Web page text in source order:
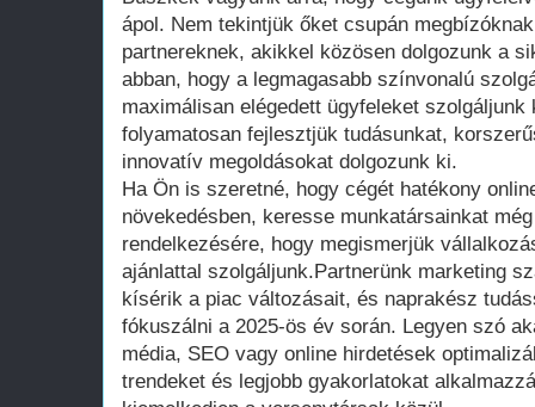
ápol. Nem tekintjük őket csupán
partnereknek, akikkel közösen dolgozunk a
abban, hogy a legmagasabb színvonalú
maximálisan elégedett ügyfeleket szolgáljunk
folyamatosan fejlesztjük tudásunkat,
innovatív megoldásokat dolgozunk ki.
Ha Ön is szeretné, hogy cégét hatékony
növekedésben, keresse munkatársainkat
rendelkezésére, hogy megismerjük
ajánlattal szolgáljunk.Partnerünk marketing
kísérik a piac változásait, és naprakész
fókuszálni a 2025-ös év során. Legyen szó
média, SEO vagy online hirdetések
trendeket és legjobb gyakorlatokat